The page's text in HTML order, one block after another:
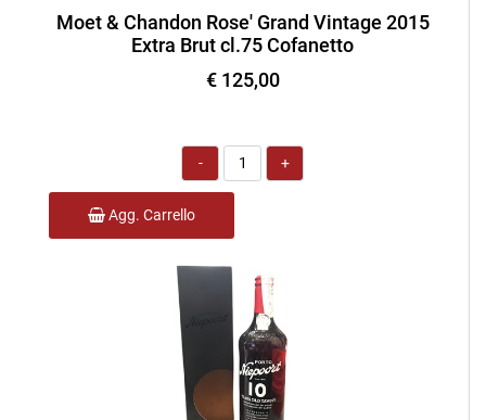
Moet & Chandon Rose' Grand Vintage 2015
Extra Brut cl.75 Cofanetto
€ 125,00
Quantità
Agg. Carrello